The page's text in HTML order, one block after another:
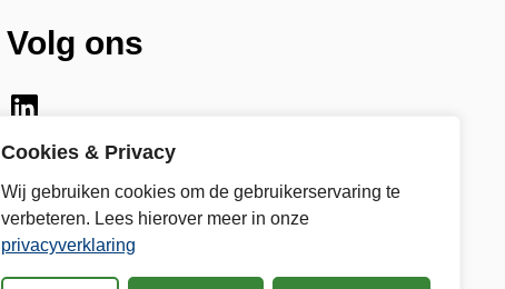
Cookies & Privacy
Wij gebruiken cookies om de gebruikerservaring te
verbeteren. Lees hierover meer in onze
privacyverklaring
Volg ons
LinkedIn